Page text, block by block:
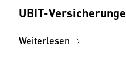
UBIT-
Weiterlesen